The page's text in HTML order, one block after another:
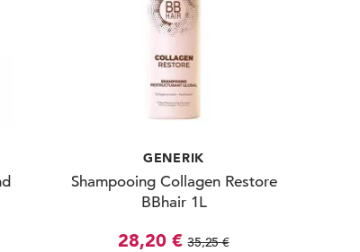
GENERIK
Shampooing Collagen Restore
BBhair 1L
28,20 € 35,25 €